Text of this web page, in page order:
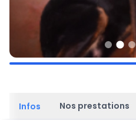
Infos Nos prestations